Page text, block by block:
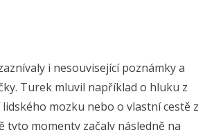
i nesouvisející poznámky a
Turek mluvil například o hluku z
mozku nebo o vlastní cestě z
tyto momenty začaly následně na